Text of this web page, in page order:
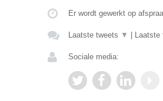
Er wordt gewerkt op
Laatste tweets ▼ Laatste
Sociale media: